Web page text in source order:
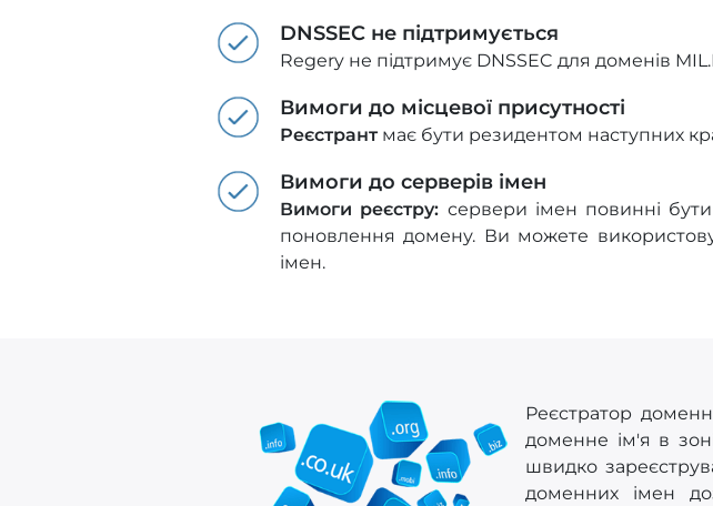
DNSSEC не підтримується
Regery не підтримує DNSSEC для доменів
Вимоги до місцевої присутності
Реєстрантмає бути резидентом наступних
Вимоги до серверів імен
Вимоги реєстру: сервери імен повинні бути
поновлення домену. Ви можете
імен.
Реєстратор
доменне ім'я в
швидко
доменних імен